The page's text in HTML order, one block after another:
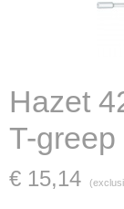
Hazet
T-greep
€ 15,14